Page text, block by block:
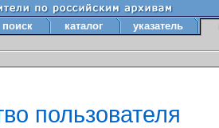
поиск каталог указатель
пользователя